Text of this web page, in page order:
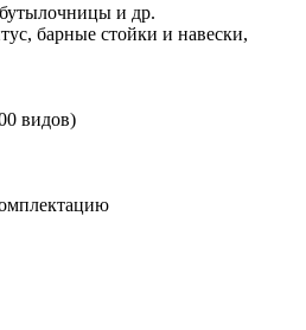
и др.
барные стойки и навески,
видов)